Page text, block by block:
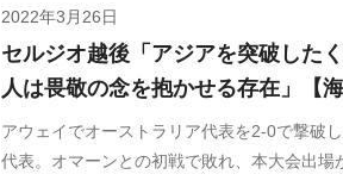
示板などからまとめましたのでご覧ください。
2022年3月26日
セルジオ越後「アジアを突破した
人は畏敬の念を抱かせる存在」【海
アウェイでオーストラリア代表を2-0で撃破
代表。オマーンとの初戦で敗れ、本大会出場